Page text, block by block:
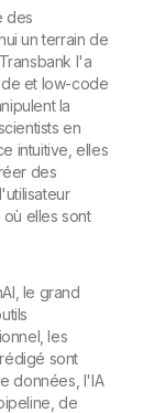
des
un terrain de
l'a
et low-code
la
en
intuitive, elles
des
elles sont
le grand
les
sont
données, l'IA
de